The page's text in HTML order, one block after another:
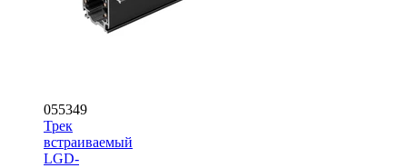
055349
Трек
встраиваемый
LGD-